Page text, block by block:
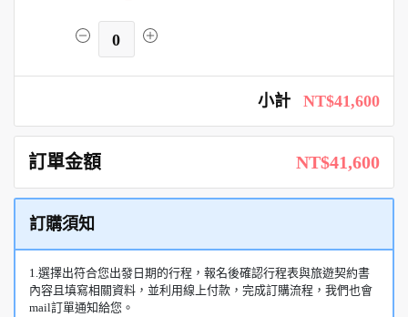
0
小計 NT$41,600
訂單金額 NT$41,600
訂購須知
1.選擇出符合您出發日期的行程，報名後確認行程表與旅遊契約書
內容且填寫相關資料，並利用線上付款，完成訂購流程，我們也會
mail訂單通知給您。